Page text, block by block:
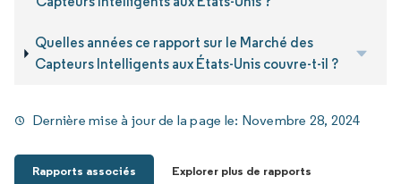
Quelles années ce rapport sur le Marché des
Capteurs Intelligents aux États-Unis couvre-t-il ?
Dernière mise à jour de la page le: Novembre 28, 2024
Rapports associés Explorer plus de rapports